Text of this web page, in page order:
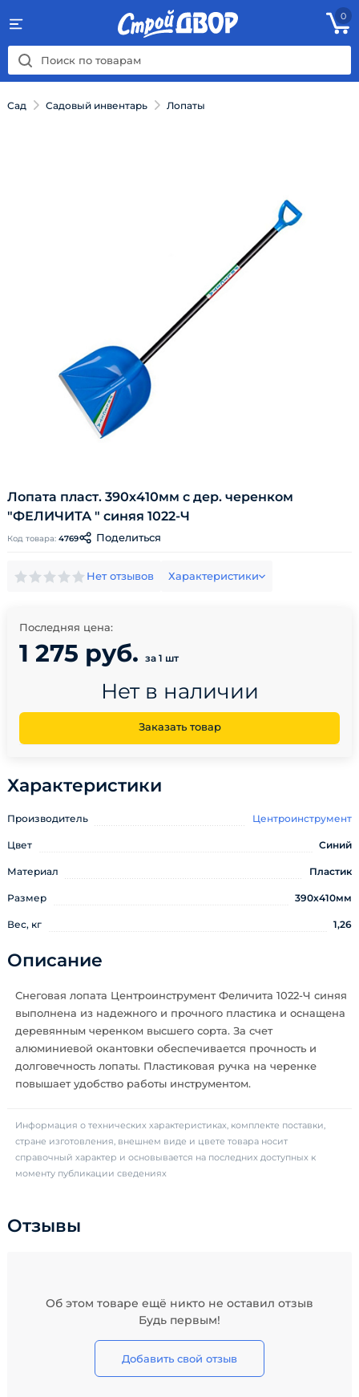
0
Сад Садовый инвентарь Лопаты
Лопата пласт. 390х410мм с дер. черенком
"ФЕЛИЧИТА " синяя 1022-Ч
Код товара: 4769 Поделиться
Нет отзывов Характеристики
Последняя цена:
1 275 руб. за 1 шт
Нет в наличии
Заказать товар
Характеристики
Производитель Центроинструмент
Цвет Синий
Материал Пластик
Размер 390х410мм
Вес, кг 1,26
Описание
Снеговая лопата Центроинструмент Феличита 1022-Ч синяя
выполнена из надежного и прочного пластика и оснащена
деревянным черенком высшего сорта. За счет
алюминиевой окантовки обеспечивается прочность и
долговечность лопаты. Пластиковая ручка на черенке
повышает удобство работы инструментом.
Информация о технических характеристиках, комплекте поставки,
стране изготовления, внешнем виде и цвете товара носит
справочный характер и основывается на последних доступных к
моменту публикации сведениях
Отзывы
Об этом товаре ещё никто не оставил отзыв
Будь первым!
Добавить свой отзыв